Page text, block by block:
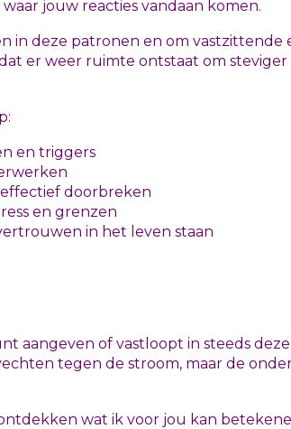
jouw reacties vandaan komen.
in deze patronen en om vastzittende
er weer ruimte ontstaat om
en triggers
doorbreken
en grenzen
in het leven staan
aangeven of vastloopt in steeds
tegen de stroom, maar de
wat ik voor jou kan